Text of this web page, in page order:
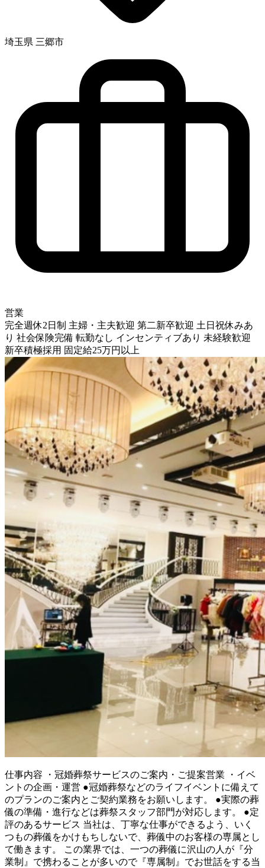
埼玉県 三郷市
営業
完全週休2日制 主婦・主夫歓迎 第二新卒歓迎 土日祝休みあ
り 社会保険完備 転勤なし インセンティブあり 未経験歓迎
新卒積極採用 固定給25万円以上
仕事内容
・冠婚葬祭サービスのご案内・ご提案営業 ・イベ
ントの企画・運営 ●冠婚葬祭などのライフイベントに備えて
のプランのご案内とご契約業務をお願いします。 ●実際の葬
儀の準備・進行などは葬祭スタッフ部門が対応します。 ●定
評のあるサービス 当社は、丁寧な仕事ができるよう、いく
つもの葬儀をかけもちしないで、葬儀中のお客様の専属とし
て働きます。 この業界では、一つの葬儀に沢山の人が『分
業制』で携わることが多いので『専属制』でお世話をする当